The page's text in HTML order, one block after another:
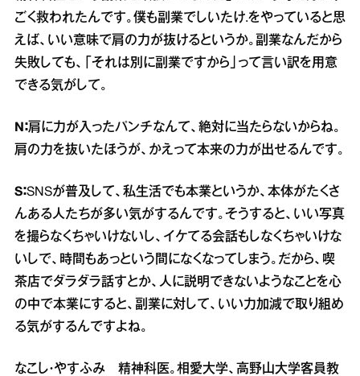
ごく救われたんです。僕も副業でしいたけ.をやっていると思
えば、いい意味で肩の力が抜けるというか。副業なんだから
失敗しても、「それは別に副業ですから」って言い訳を用意
できる気がして。
N：肩に力が入ったパンチなんて、絶対に当たらないからね。
肩の力を抜いたほうが、かえって本来の力が出せるんです。
S：SNSが普及して、私生活でも本業というか、本体がたくさ
んある人たちが多い気がするんです。そうすると、いい写真
を撮らなくちゃいけないし、イケてる会話もしなくちゃいけな
いしで、時間もあっという間になくなってしまう。だから、喫
茶店でダラダラ話すとか、人に説明できないようなことを心
の中で本業にすると、副業に対して、いい力加減で取り組め
る気がするんですよね。
なこし・やすふみ 精神科医。相愛大学、高野山大学客員教